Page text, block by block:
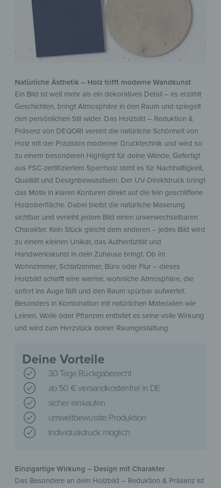
Natürliche Ästhetik – Holz trifft moderne Wandkunst
Ein Bild ist weit mehr als ein dekoratives Detail – es erzählt
Geschichten, bringt Atmosphäre in den Raum und spiegelt
den persönlichen Stil wider. Das Holzbild – Reduktion &
Präsenz von DEQORI vereint die natürliche Schönheit von
Holz mit der Präzision moderner Drucktechnik und wird so
zu einem besonderen Highlight für deine Wände. Gefertigt
aus FSC-zertifiziertem Sperrholz steht es für Nachhaltigkeit,
Qualität und Designbewusstsein. Der UV-Direktdruck bringt
das Motiv in klaren Konturen direkt auf die fein geschliffene
Holzoberfläche. Dabei bleibt die natürliche Maserung
sichtbar und verleiht jedem Bild einen unverwechselbaren
Charakter. Kein Stück gleicht dem anderen – jedes Bild wird
zu einem kleinen Unikat, das Authentizität und
Handwerkskunst in dein Zuhause bringt. Ob im
Wohnzimmer, Schlafzimmer, Büro oder Flur – dieses
Holzbild schafft eine warme, wohnliche Atmosphäre, die
sofort ins Auge fällt und den Raum spürbar aufwertet.
Besonders in Kombination mit natürlichen Materialien wie
Leinen, Wolle oder Pflanzen entfaltet es seine volle Wirkung
und wird zum Herzstück deiner Raumgestaltung.
Deine Vorteile
30 Tage Rückgaberecht
ab 50 € versandkostenfrei in DE
sicher einkaufen
umweltbewusste Produktion
Individualdruck möglich
Einzigartige Wirkung – Design mit Charakter
Das Besondere an dem Holzbild – Reduktion & Präsenz ist